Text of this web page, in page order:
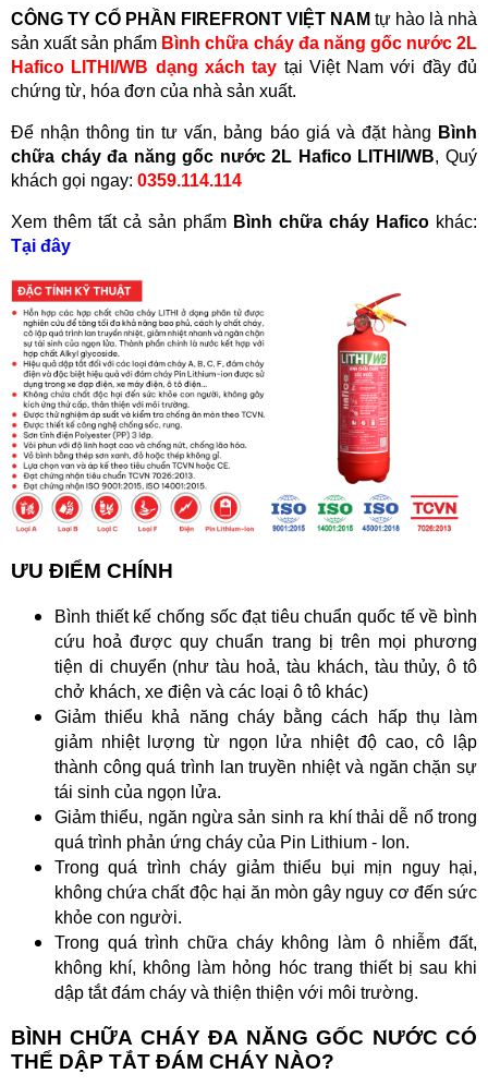
CÔNG TY CỔ PHẦN FIREFRONT VIỆT NAM tự hào là nhà
sản xuất sản phẩm Bình chữa cháy đa năng gốc nước 2L
Hafico LITHI/WB dạng xách tay tại Việt Nam với đầy đủ
chứng từ, hóa đơn của nhà sản xuất.
Để nhận thông tin tư vấn, bảng báo giá và đặt hàng Bình
chữa cháy đa năng gốc nước 2L Hafico LITHI/WB, Quý
khách gọi ngay: 0359.114.114
Xem thêm tất cả sản phẩm Bình chữa cháy Hafico khác:
Tại đây
ƯU ĐIỂM CHÍNH
Bình thiết kế chống sốc đạt tiêu chuẩn quốc tế về bình
cứu hoả được quy chuẩn trang bị trên mọi phương
tiện di chuyển (như tàu hoả, tàu khách, tàu thủy, ô tô
chở khách, xe điện và các loại ô tô khác)
Giảm thiểu khả năng cháy bằng cách hấp thụ làm
giảm nhiệt lượng từ ngọn lửa nhiệt độ cao, cô lập
thành công quá trình lan truyền nhiệt và ngăn chặn sự
tái sinh của ngọn lửa.
Giảm thiểu, ngăn ngừa sản sinh ra khí thải dễ nổ trong
quá trình phản ứng cháy của Pin Lithium - Ion.
Trong quá trình cháy giảm thiểu bụi mịn nguy hại,
không chứa chất độc hại ăn mòn gây nguy cơ đến sức
khỏe con người.
Trong quá trình chữa cháy không làm ô nhiễm đất,
không khí, không làm hỏng hóc trang thiết bị sau khi
dập tắt đám cháy và thiện thiện với môi trường.
BÌNH CHỮA CHÁY ĐA NĂNG GỐC NƯỚC CÓ
THỂ DẬP TẮT ĐÁM CHÁY NÀO?